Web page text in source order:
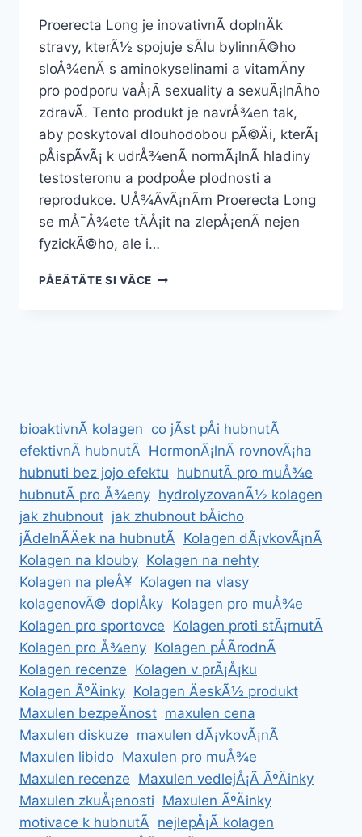
Proerecta Long je inovativnÃ­ doplnÄk
stravy, kterÃ½ spojuje sÃ­lu bylinnÃ©ho
sloÅ¾enÃ­ s aminokyselinami a vitamÃ­ny
pro podporu vaÅ¡Ã­ sexuality a sexuÃ¡lnÃ­ho
zdravÃ­. Tento produkt je navrÅ¾en tak,
aby poskytoval dlouhodobou pÃ©Äi, kterÃ¡
pÅispÃ­vÃ¡ k udrÅ¾enÃ­ normÃ¡lnÃ­ hladiny
testosteronu a podpoÅe plodnosti a
reprodukce. UÅ¾Ã­vÃ¡nÃ­m Proerecta Long
se mÅ¯Å¾ete tÄÅ¡it na zlepÅ¡enÃ­ nejen
fyzickÃ©ho, ale i…
PÅEÄTÄTE SI VÃ­CEPROERECTA
bioaktivnÃ­ kolagen co jÃ­st pÅi hubnutÃ­
efektivnÃ­ hubnutÃ­ HormonÃ¡lnÃ­ rovnovÃ¡ha
hubnuti bez jojo efektu hubnutÃ­ pro muÅ¾e
hubnutÃ­ pro Å¾eny hydrolyzovanÃ½ kolagen
jak zhubnout jak zhubnout bÅicho
jÃ­delnÃ­Äek na hubnutÃ­ Kolagen dÃ¡vkovÃ¡nÃ­
Kolagen na klouby Kolagen na nehty
Kolagen na pleÅ¥ Kolagen na vlasy
kolagenovÃ© doplÅky Kolagen pro muÅ¾e
Kolagen pro sportovce Kolagen proti stÃ¡rnutÃ­
Kolagen pro Å¾eny Kolagen pÅÃ­rodnÃ­
Kolagen recenze Kolagen v prÃ¡Å¡ku
Kolagen ÃºÄinky Kolagen ÄeskÃ½ produkt
Maxulen bezpeÄnost maxulen cena
Maxulen diskuze maxulen dÃ¡vkovÃ¡nÃ­
Maxulen libido Maxulen pro muÅ¾e
Maxulen recenze Maxulen vedlejÅ¡Ã­ ÃºÄinky
Maxulen zkuÅ¡enosti Maxulen ÃºÄinky
motivace k hubnutÃ­ nejlepÅ¡Ã­ kolagen